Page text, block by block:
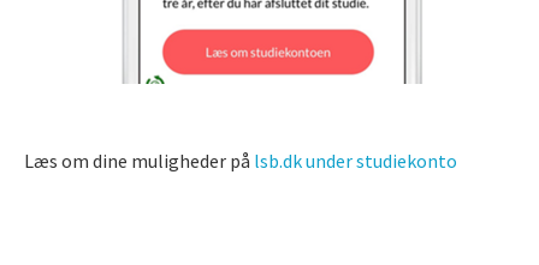
Læs om dine muligheder på lsb.dk under studiekonto